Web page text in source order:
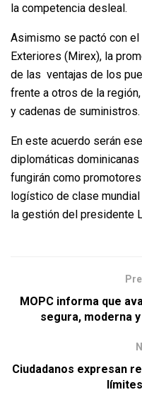
la competencia desleal.
Asimismo se pactó con
Exteriores (Mirex), la
de las ventajas de los
frente a otros de la
y cadenas de suministros.
En este acuerdo serán
diplomáticas
fungirán como
logístico de clase mundial
la gestión del presidente
MOPC informa que
segura, moderna
Ciudadanos expresan